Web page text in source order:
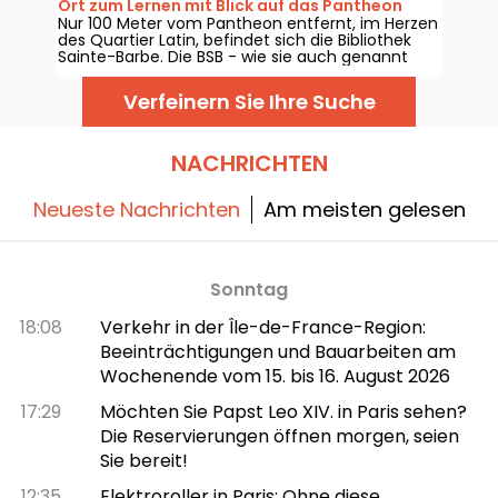
Ort zum Lernen mit Blick auf das Pantheon
Nur 100 Meter vom Pantheon entfernt, im Herzen
des Quartier Latin, befindet sich die Bibliothek
Sainte-Barbe. Die BSB - wie sie auch genannt
wird - ist ein echter Geheimtipp in Paris und ein
unumgänglicher Ort für Studenten, um dort ihre
Zwischenprüfungen zu wiederholen!
Verfeinern Sie Ihre Suche
NACHRICHTEN
Neueste Nachrichten Am meisten gelesen
Sonntag
18:08
Verkehr in der Île-de-France-Region:
Beeinträchtigungen und Bauarbeiten am
Wochenende vom 15. bis 16. August 2026
17:29
Möchten Sie Papst Leo XIV. in Paris sehen?
Die Reservierungen öffnen morgen, seien
Sie bereit!